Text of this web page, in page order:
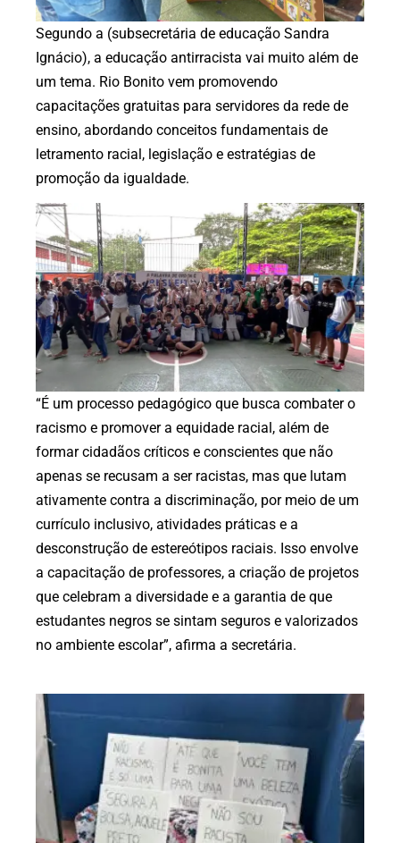
Segundo a (subsecretária de educação Sandra
Ignácio), a educação antirracista vai muito além de
um tema. Rio Bonito vem promovendo
capacitações gratuitas para servidores da rede de
ensino, abordando conceitos fundamentais de
letramento racial, legislação e estratégias de
promoção da igualdade.
“É um processo pedagógico que busca combater o
racismo e promover a equidade racial, além de
formar cidadãos críticos e conscientes que não
apenas se recusam a ser racistas, mas que lutam
ativamente contra a discriminação, por meio de um
currículo inclusivo, atividades práticas e a
desconstrução de estereótipos raciais. Isso envolve
a capacitação de professores, a criação de projetos
que celebram a diversidade e a garantia de que
estudantes negros se sintam seguros e valorizados
no ambiente escolar”, afirma a secretária.